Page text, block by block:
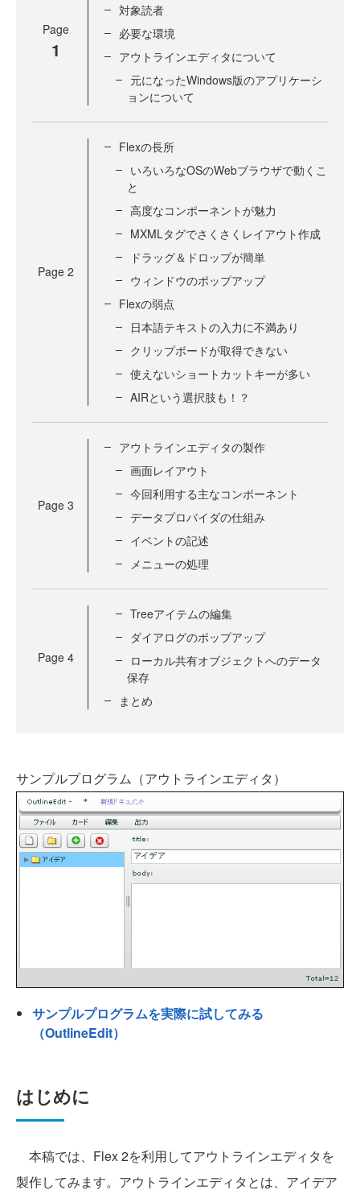
Page
1
対象読者
必要な環境
アウトラインエディタについて
元になったWindows版のアプリケーシ
ョンについて
Page 2
Flexの長所
いろいろなOSのWebブラウザで動くこ
と
高度なコンポーネントが魅力
MXMLタグでさくさくレイアウト作成
ドラッグ＆ドロップが簡単
ウィンドウのポップアップ
Flexの弱点
日本語テキストの入力に不満あり
クリップボードが取得できない
使えないショートカットキーが多い
AIRという選択肢も！？
Page 3
アウトラインエディタの製作
画面レイアウト
今回利用する主なコンポーネント
データプロバイダの仕組み
イベントの記述
メニューの処理
Page 4
Treeアイテムの編集
ダイアログのポップアップ
ローカル共有オブジェクトへのデータ
保存
まとめ
サンプルプログラム（アウトラインエディタ）
サンプルプログラムを実際に試してみる
（OutlineEdit）
はじめに
本稿では、Flex 2を利用してアウトラインエディタを
製作してみます。アウトラインエディタとは、アイデア